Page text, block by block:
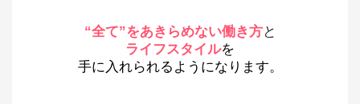
“全て”をあきらめない働き方と
ライフスタイルを
手に入れられるようになります。